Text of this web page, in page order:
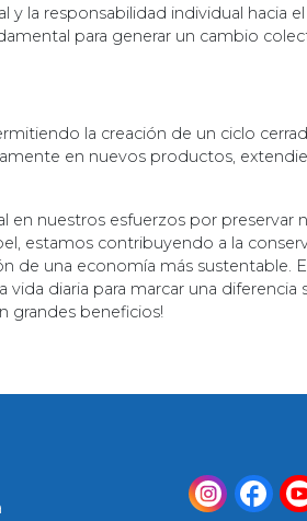
la responsabilidad individual hacia
para generar un cambio
la creación de un ciclo
en nuevos productos,
en nuestros esfuerzos por preservar
estamos contribuyendo a la
de una economía más sustentable.
diaria para marcar una diferencia
grandes beneficios!